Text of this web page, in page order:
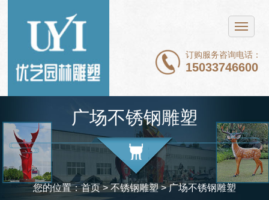
订购服务咨询电话：
15033746600
铜雕塑
石雕
玻璃钢雕塑
新闻中心
案例展示
广场不锈钢雕塑
您的位置：首页>不锈钢雕塑>广场不锈钢雕塑